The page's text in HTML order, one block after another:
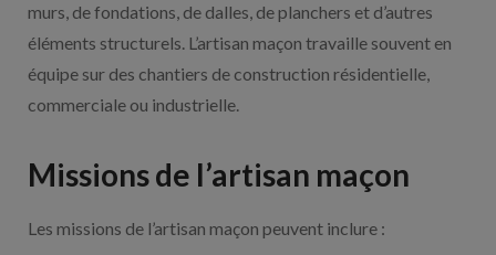
murs, de fondations, de dalles, de planchers et d’autres
éléments structurels. L’artisan maçon travaille souvent en
équipe sur des chantiers de construction résidentielle,
commerciale ou industrielle.
Missions de l’artisan maçon
Les missions de l’artisan maçon peuvent inclure :